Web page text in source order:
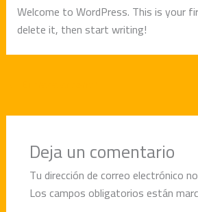
Welcome to WordPress. This is your
delete it, then start writing!
Deja un comentario
Tu dirección de correo electrónico
Los campos obligatorios están